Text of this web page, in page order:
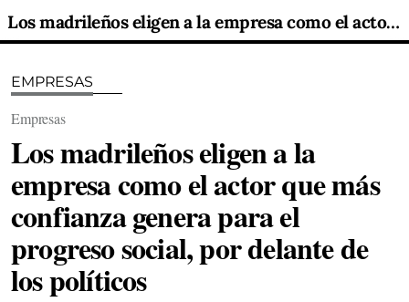
Los madrileños eligen a la empresa como el actor que más confianza genera para el progreso social, por delante de los políticos
EMPRESAS
Empresas
Los madrileños eligen a la
empresa como el actor que más
confianza genera para el
progreso social, por delante de
los políticos